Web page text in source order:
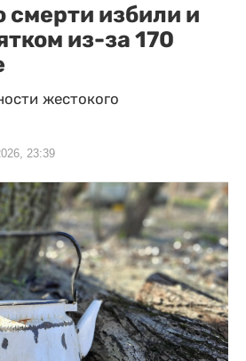
избили и
из-за 170
жестокого
23:39